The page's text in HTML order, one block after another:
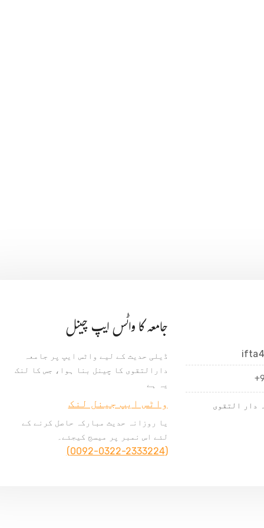
دار التقوی
جامعہ کا واٹس ایپ چینل
ڈیلی حدیث کے لیے واٹس ایپ پر جامعہ
دارالتقوی کا چینل بنا ہوا، جس کا لنک
یہ ہے
واٹس ایپ جینل لنک
یا روزانہ حدیث مبارکہ حاصل کرنے کے
لئے اس نمبر پر میسج کیجئے۔
(0092-0322-2333224)